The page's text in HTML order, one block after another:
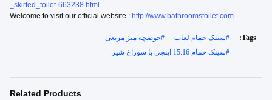
_skirted_toilet-663238.html
Welcome to visit our official website : http://www.bathroomstoilet.com
Tags:
#سینک حمام لعاب #حوضچه میز مربعی
#سینک حمام 15.16 اینچی با سوراخ شیر
Related Products